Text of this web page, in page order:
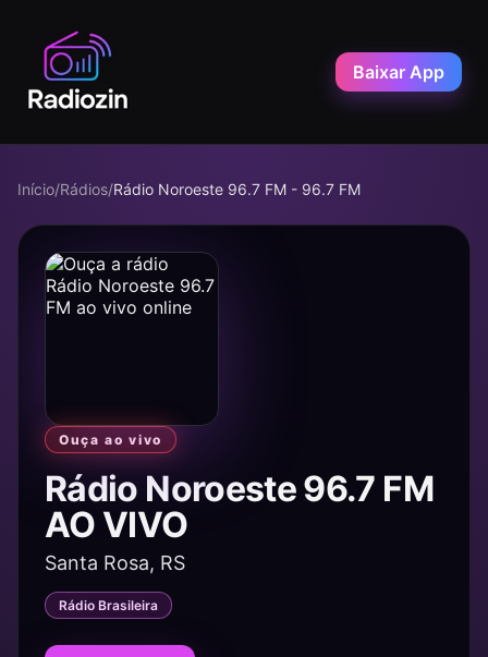
Baixar App
Início/Rádios/Rádio Noroeste 96.7 FM - 96.7 FM
Ouça ao vivo
Rádio Noroeste 96.7 FM
AO VIVO
Santa Rosa, RS
Rádio Brasileira